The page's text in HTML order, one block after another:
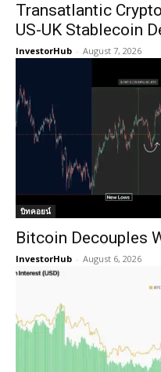
Transatlantic
US-UK Stablecoin
InvestorHub - August 7, 2026
บิทคอยน์
Bitcoin Decouples
InvestorHub - August 6, 2026